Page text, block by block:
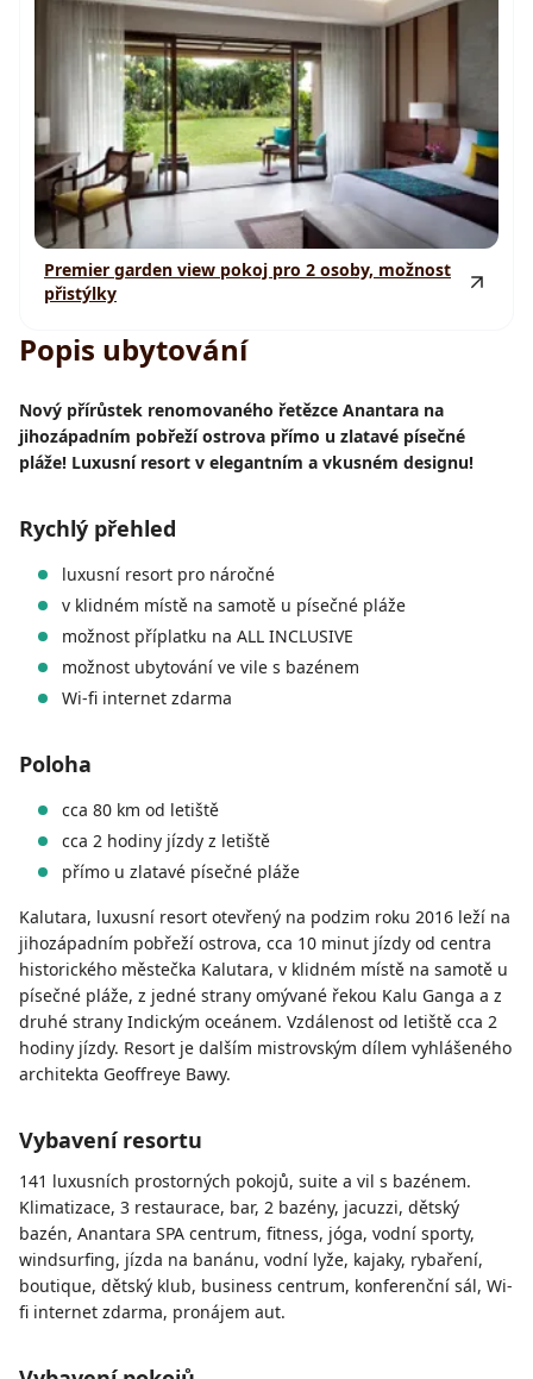
Premier garden view pokoj pro 2 osoby, možnost
přistýlky
Popis ubytování
Nový přírůstek renomovaného řetězce Anantara na
jihozápadním pobřeží ostrova přímo u zlatavé písečné
pláže! Luxusní resort v elegantním a vkusném designu!
Rychlý přehled
luxusní resort pro náročné
v klidném místě na samotě u písečné pláže
možnost příplatku na ALL INCLUSIVE
možnost ubytování ve vile s bazénem
Wi-fi internet zdarma
Poloha
cca 80 km od letiště
cca 2 hodiny jízdy z letiště
přímo u zlatavé písečné pláže
Kalutara, luxusní resort otevřený na podzim roku 2016 leží na
jihozápadním pobřeží ostrova, cca 10 minut jízdy od centra
historického městečka Kalutara, v klidném místě na samotě u
písečné pláže, z jedné strany omývané řekou Kalu Ganga a z
druhé strany Indickým oceánem. Vzdálenost od letiště cca 2
hodiny jízdy. Resort je dalším mistrovským dílem vyhlášeného
architekta Geoffreye Bawy.
Vybavení resortu
141 luxusních prostorných pokojů, suite a vil s bazénem.
Klimatizace, 3 restaurace, bar, 2 bazény, jacuzzi, dětský
bazén, Anantara SPA centrum, fitness, jóga, vodní sporty,
windsurfing, jízda na banánu, vodní lyže, kajaky, rybaření,
boutique, dětský klub, business centrum, konferenční sál, Wi-
fi internet zdarma, pronájem aut.